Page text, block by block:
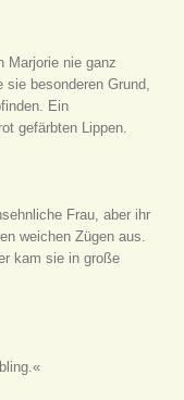
Marjorie nie ganz
besonderen Grund,
Ein
gefärbten Lippen.
Frau, aber ihr
weichen Zügen aus.
kam sie in große